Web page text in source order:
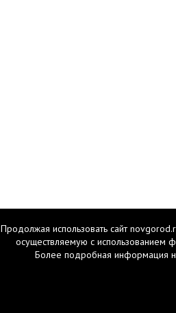
Продолжая использовать сайт
осуществляемую с использованием
Более подробная информация